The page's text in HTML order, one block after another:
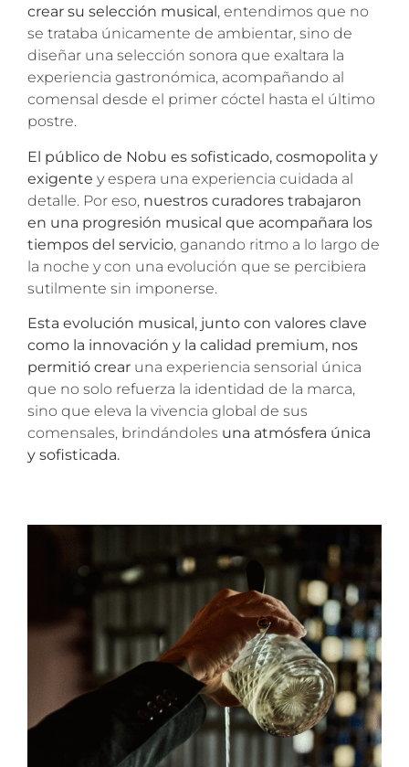
crear su selección musical , entendimos que no
se trataba únicamente de ambientar, sino de
diseñar una selección sonora que exaltara la
experiencia gastronómica, acompañando al
comensal desde el primer cóctel hasta el último
postre.
El público de Nobu es sofisticado, cosmopolita y
exigente y espera una experiencia cuidada al
detalle. Por eso, nuestros curadores trabajaron
en una progresión musical que acompañara los
tiempos del servicio, ganando ritmo a lo largo de
la noche y con una evolución que se percibiera
sutilmente sin imponerse.
Esta evolución musical, junto con valores clave
como la innovación y la calidad premium, nos
permitió crear una experiencia sensorial única
que no solo refuerza la identidad de la marca,
sino que eleva la vivencia global de sus
comensales, brindándoles una atmósfera única
y sofisticada.